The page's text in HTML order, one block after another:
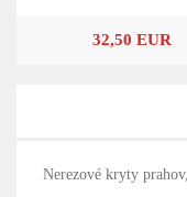
32,50 EUR
Nerezové kryty